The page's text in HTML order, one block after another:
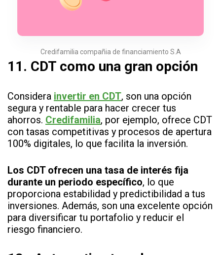
Credifamilia compañia de financiamiento S.A
11. CDT como una gran opción
Considera invertir en CDT, son una opción
segura y rentable para hacer crecer tus
ahorros. Credifamilia, por ejemplo, ofrece CDT
con tasas competitivas y procesos de apertura
100% digitales, lo que facilita la inversión.
Los CDT ofrecen una tasa de interés fija
durante un periodo específico, lo que
proporciona estabilidad y predictibilidad a tus
inversiones. Además, son una excelente opción
para diversificar tu portafolio y reducir el
riesgo financiero.